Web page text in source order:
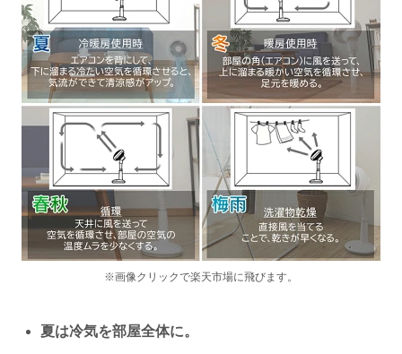
※画像クリックで楽天市場に飛びます。
夏は冷気を部屋全体に。